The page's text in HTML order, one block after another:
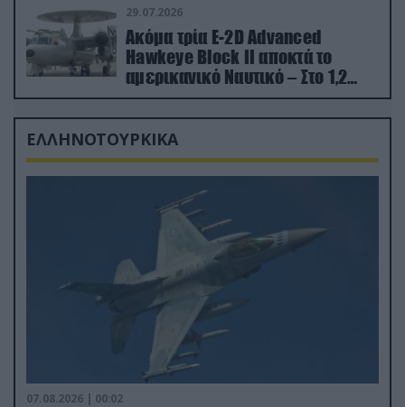
29.07.2026
Ακόμα τρία E-2D Advanced
Hawkeye Block II αποκτά το
αμερικανικό Ναυτικό – Στο 1,2
δισ.δολάρια το κόστος
ΕΛΛΗΝΟΤΟΥΡΚΙΚΑ
07.08.2026 | 00:02